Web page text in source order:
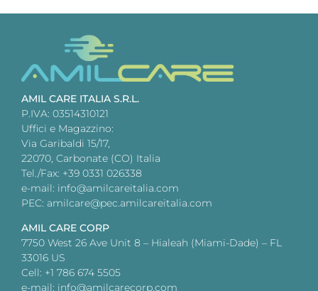
AMIL CARE ITALIA S.R.L.
P.IVA: 03514310121
Uffici e Magazzino:
Via Garibaldi 15/17,
22070, Carbonate (CO) Italia
Tel./Fax: +39 0331 026338
e-mail: info@amilcareitalia.com
PEC: amilcare@pec.amilcareitalia.com
AMIL CARE CORP
7750 West 26 Ave Unit 8 – Hialeah (Miami-Dade) – FL
33016 US
Cell: +1 786 674 5505
e-mail: info@amilcarecorp.com